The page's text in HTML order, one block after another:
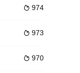
 974
 973
 970